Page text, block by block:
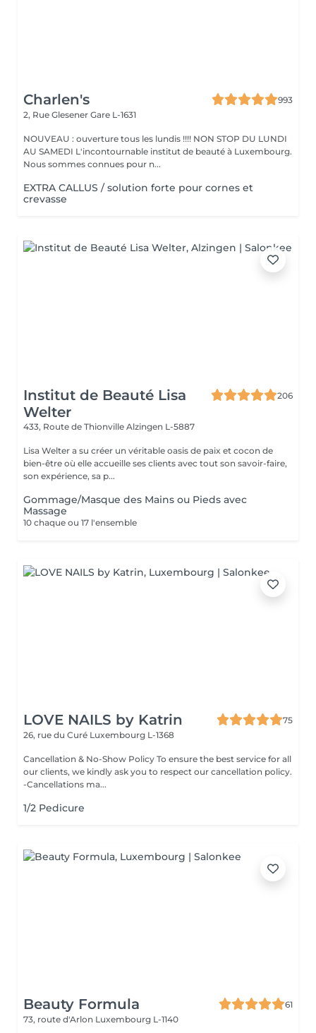
Charlen's
993
2, Rue Glesener Gare L-1631
NOUVEAU : ouverture tous les lundis !!!! NON STOP DU LUNDI
AU SAMEDI L'incontournable institut de beauté à Luxembourg.
Nous sommes connues pour n...
EXTRA CALLUS / solution forte pour cornes et
crevasse
Institut de Beauté Lisa
Welter
206
433, Route de Thionville Alzingen L-5887
Lisa Welter a su créer un véritable oasis de paix et cocon de
bien-être où elle accueille ses clients avec tout son savoir-faire,
son expérience, sa p...
Gommage/Masque des Mains ou Pieds avec
Massage
10 chaque ou 17 l'ensemble
LOVE NAILS by Katrin
75
26, rue du Curé Luxembourg L-1368
Cancellation & No-Show Policy To ensure the best service for all
our clients, we kindly ask you to respect our cancellation policy.
-Cancellations ma...
1/2 Pedicure
Beauty Formula
61
73, route d'Arlon Luxembourg L-1140